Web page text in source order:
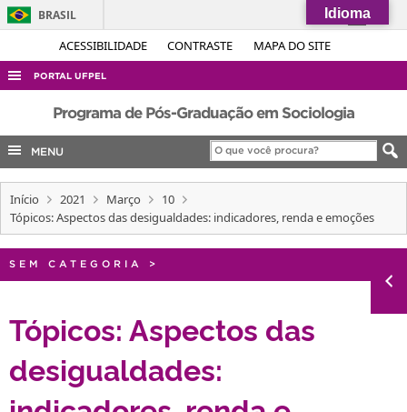
ACESSIBILIDADE CONTRASTE MAPA DO SITE
BRASIL
Simplifique!
Acesso à informação
Legislação
Canais
PORTAL UFPEL
ACESSO À INFORMAÇÃO
AUDITORIA
COBALTO
CONCURSOS
INTERNACIONAL
PORTARIAS
Programa de Pós-Graduação em Sociologia
MENU
Início 2021 Março
10
Tópicos: Aspectos das desigualdades: indicadores, renda e emoções
SEM CATEGORIA >
Tópicos: Aspectos das
desigualdades:
Idioma